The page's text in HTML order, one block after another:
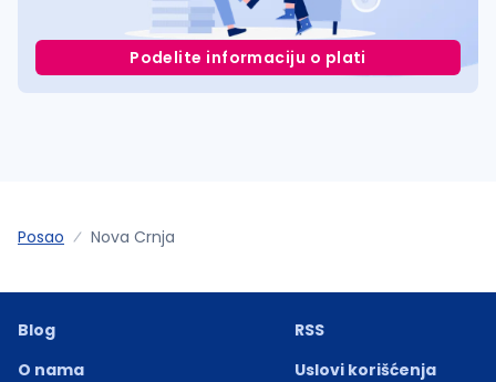
Podelite informaciju o plati
Posao Nova Crnja
Blog
O nama
RSS
Uslovi korišćenja